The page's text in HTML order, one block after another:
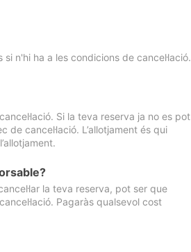
n'hi ha a les condicions de cancel·lació.
Si la teva reserva ja no es pot
cancel·lació. L’allotjament és qui
la teva reserva, pot ser que
Pagaràs qualsevol cost